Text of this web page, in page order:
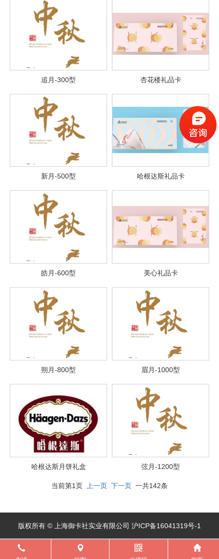
追月-300型 杏花楼礼品卡
新月-500型 哈根达斯礼品卡
皓月-600型 美心礼品卡
朔月-800型 眉月-1000型
哈根达斯月饼礼盒 弦月-1200型
当前第1页 上一页 下一页 一共142条
版权所有 © 上海御卡社实业有限公司 沪ICP备16041319号-1